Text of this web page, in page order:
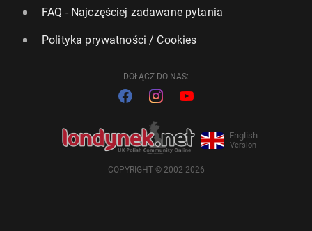
FAQ - Najczęściej zadawane pytania
Polityka prywatności / Cookies
DOŁĄCZ DO NAS:
English
Version
COPYRIGHT © 2002-2026